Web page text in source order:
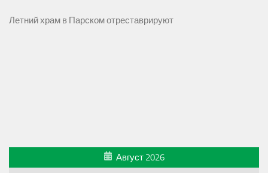
Летний храм в Парском отреставрируют
Август 2026